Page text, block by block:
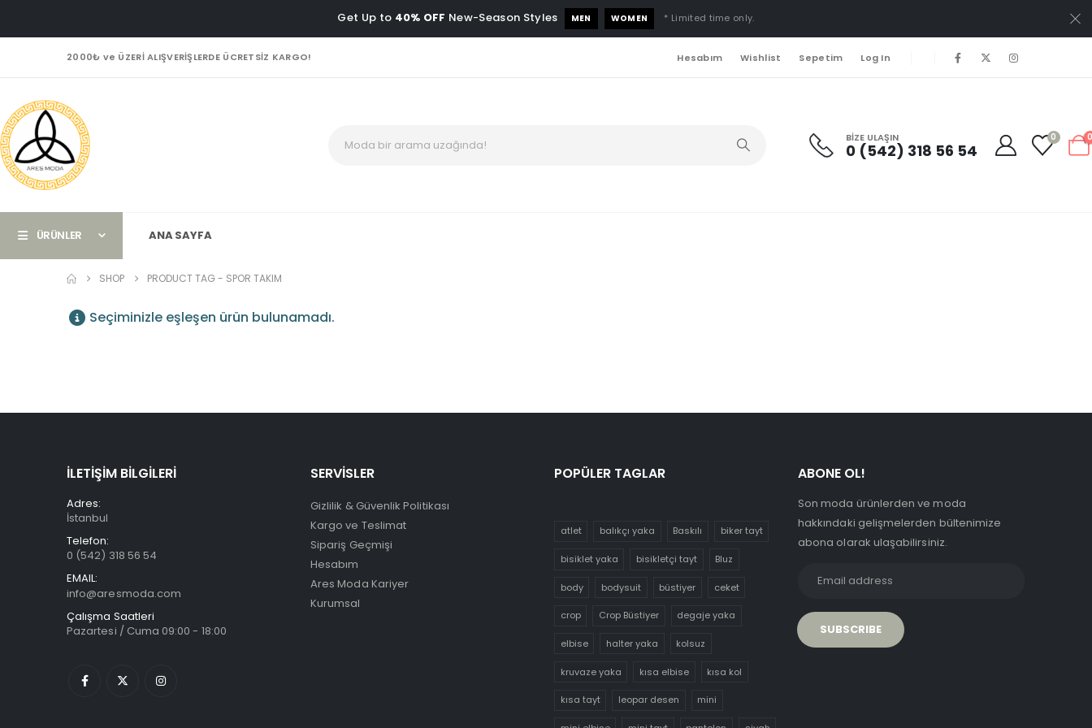
Get Up to 40% OFF New-Season Styles MEN WOMEN * Limited time only.
2000₺ ve ÜZERİ ALIŞVERİŞLERDE ÜCRETSİZ KARGO! Hesabım Wishlist Sepetim Log In
BIZE ULAŞIN
0 (542) 318 56 54
0
ÜRÜNLER ANA SAYFA
SHOP PRODUCT TAG - SPOR TAKIM
Seçiminizle eşleşen ürün bulunamadı.
İLETİŞİM BİLGİLERİ
Adres:
İstanbul
Telefon:
0 (542) 318 56 54
EMAIL:
info@aresmoda.com
Çalışma Saatleri
Pazartesi / Cuma 09:00 - 18:00
SERVİSLER
Gizlilik & Güvenlik Politikası
Kargo ve Teslimat
Sipariş Geçmişi
Hesabım
Ares Moda Kariyer
Kurumsal
POPÜLER TAGLAR
atlet balıkçı yaka Baskılı biker tayt
bisiklet yaka bisikletçi tayt Bluz
body bodysuit büstiyer ceket
crop Crop Büstiyer degaje yaka
elbise halter yaka kolsuz
kruvaze yaka kısa elbise kısa kol
kısa tayt leopar desen mini
ABONE OL!
Son moda ürünlerden ve moda
hakkındaki gelişmelerden bültenimize
abona olarak ulaşabilirsiniz.